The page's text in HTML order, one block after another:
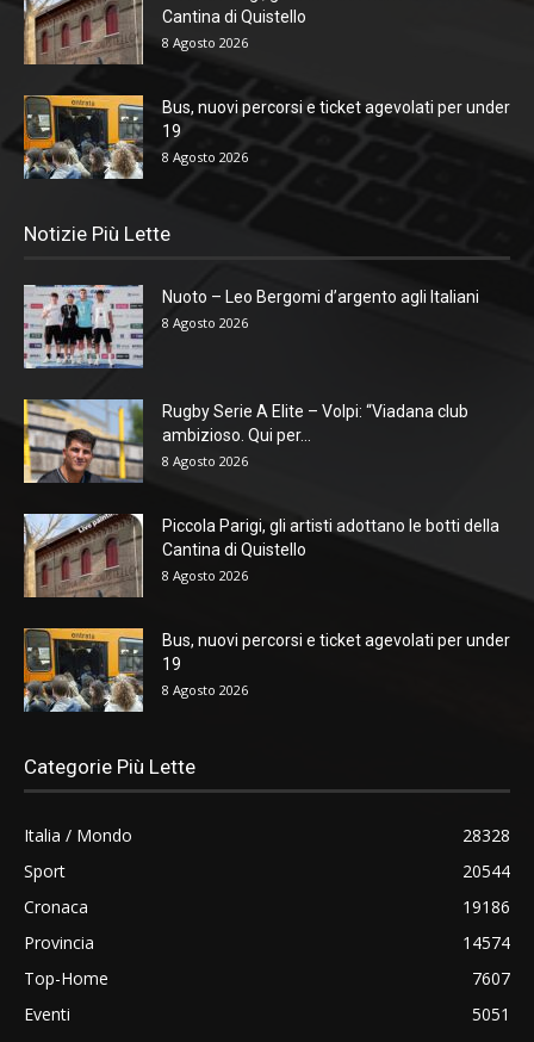
Cantina di Quistello
8 Agosto 2026
Bus, nuovi percorsi e ticket agevolati per under
19
8 Agosto 2026
Notizie Più Lette
Nuoto – Leo Bergomi d’argento agli Italiani
8 Agosto 2026
Rugby Serie A Elite – Volpi: “Viadana club
ambizioso. Qui per...
8 Agosto 2026
Piccola Parigi, gli artisti adottano le botti della
Cantina di Quistello
8 Agosto 2026
Bus, nuovi percorsi e ticket agevolati per under
19
8 Agosto 2026
Categorie Più Lette
Italia / Mondo
28328
Sport
20544
Cronaca
19186
Provincia
14574
Top-Home
7607
Eventi
5051